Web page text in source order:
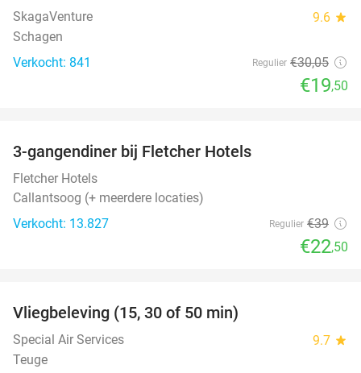
SkagaVenture 9.6 star
Schagen
Verkocht: 841
Regulier €30,05
€19,50
3-gangendiner bij Fletcher Hotels
Fletcher Hotels
Callantsoog (+ meerdere locaties)
Verkocht: 13.827
Regulier €39
€22,50
Vliegbeleving (15, 30 of 50 min)
Special Air Services 9.7 star
Teuge